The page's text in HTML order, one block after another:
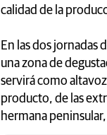
calidad de la
En las dos jornadas
una zona de
servirá como
producto, de las
hermana